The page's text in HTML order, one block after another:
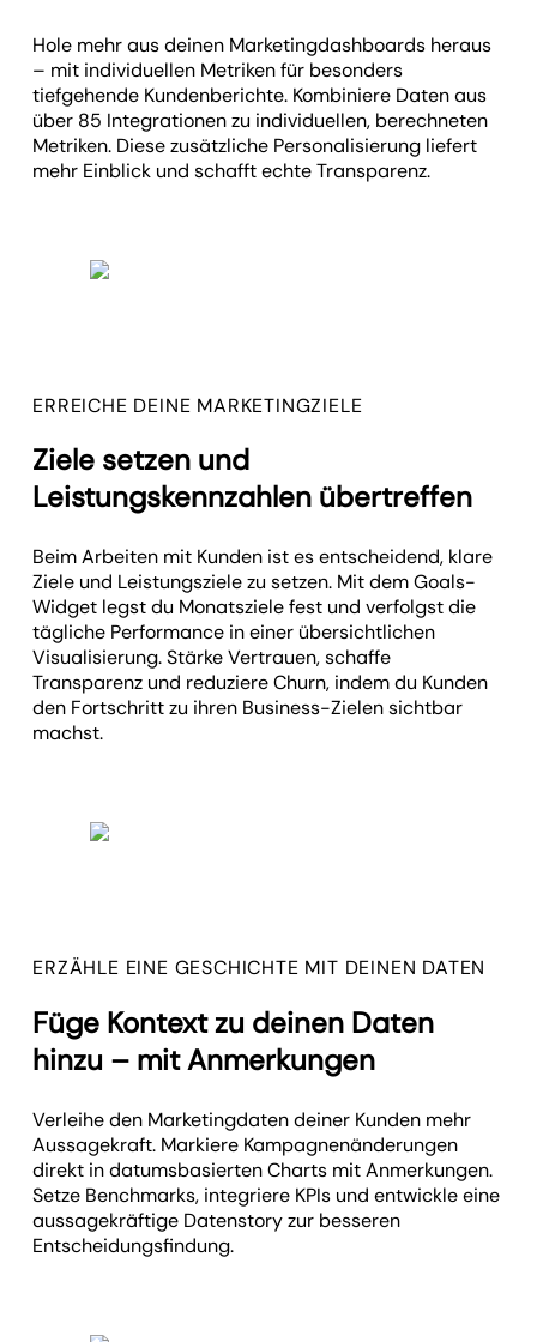
Hole mehr aus deinen Marketing­dashboards heraus
– mit individuellen Metriken für besonders
tiefgehende Kunden­berichte. Kombiniere Daten aus
über 85 Integrationen zu individuellen, berechneten
Metriken. Diese zusätzliche Personalisierung liefert
mehr Einblick und schafft echte Transparenz.
ERREICHE DEINE MARKETINGZIELE
Ziele setzen und
Leistungskennzahlen übertreffen
Beim Arbeiten mit Kunden ist es entscheidend, klare
Ziele und Leistungsziele zu setzen. Mit dem Goals-
Widget legst du Monatsziele fest und verfolgst die
tägliche Performance in einer übersichtlichen
Visualisierung. Stärke Vertrauen, schaffe
Transparenz und reduziere Churn, indem du Kunden
den Fortschritt zu ihren Business-Zielen sichtbar
machst.
ERZÄHLE EINE GESCHICHTE MIT DEINEN DATEN
Füge Kontext zu deinen Daten
hinzu – mit Anmerkungen
Verleihe den Marketingdaten deiner Kunden mehr
Aussagekraft. Markiere Kampagnen­änderungen
direkt in datumsbasierten Charts mit Anmerkungen.
Setze Benchmarks, integriere KPIs und entwickle eine
aussagekräftige Datenstory zur besseren
Entscheidungsfindung.